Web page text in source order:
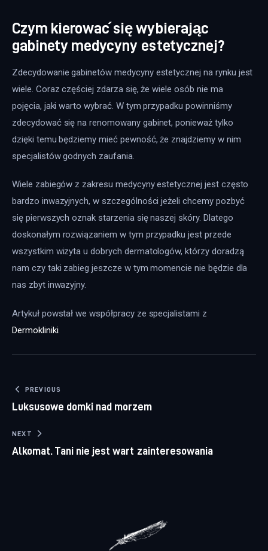
Czym kierować się wybierając
gabinety medycyny estetycznej?
Zdecydowanie gabinetów medycyny estetycznej na rynku jest
wiele. Coraz częściej zdarza się, że wiele osób nie ma
pojęcia, jaki warto wybrać. W tym przypadku powinniśmy
zdecydować się na renomowany gabinet, ponieważ tylko
dzięki temu będziemy mieć pewność, że znajdziemy w nim
specjalistów godnych zaufania.
Wiele zabiegów z zakresu medycyny estetycznej jest często
bardzo inwazyjnych, w szczególności jeżeli chcemy pozbyć
się pierwszych oznak starzenia się naszej skóry. Dlatego
doskonałym rozwiązaniem w tym przypadku jest przede
wszystkim wizyta u dobrych dermatologów, którzy doradzą
nam czy taki zabieg jeszcze w tym momencie nie będzie dla
nas zbyt inwazyjny.
Artykuł powstał we współpracy ze specjalistami z
Dermokliniki.
Nawigacja wpisu
PREVIOUS
Luksusowe domki nad morzem
NEXT
Alkomat. Tani nie jest wart zainteresowania